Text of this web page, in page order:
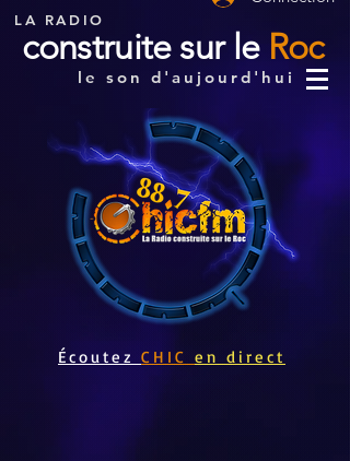
LA RADIO
construite sur le Roc
le son d'aujourd'hui
Écoutez CHIC en direct